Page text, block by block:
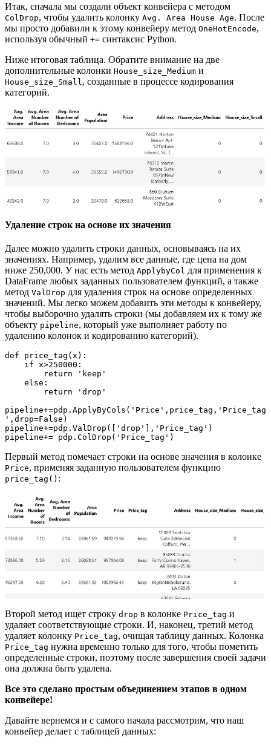
Итак, сначала мы создали объект конвейера с методом
ColDrop, чтобы удалить колонку Avg. Area House Age. После
мы просто добавили к этому конвейеру метод OneHotEncode,
используя обычный += синтаксис Python.
Ниже итоговая таблица. Обратите внимание на две
дополнительные колонки House_size_Medium и
House_size_Small , созданные в процессе кодирования
категорий.
Удаление строк на основе их значения
Далее можно удалить строки данных, основываясь на их
значениях. Например, удалим все данные, где цена на дом
ниже 250,000. У нас есть метод ApplybyCol для применения к
DataFrame любых заданных пользователем функций, а также
метод ValDrop для удаления строк на основе определенных
значений. Мы легко можем добавить эти методы к конвейеру,
чтобы выборочно удалять строки (мы добавляем их к тому же
объекту pipeline, который уже выполняет работу по
удалению колонок и кодированию категорий).
def price_tag(x):
pipeline+=pdp.ApplyByCols('Price',price_tag,'Price_tag
',drop=False)
pipeline+=pdp.ValDrop(['drop'],'Price_tag')
pipeline+= pdp.ColDrop('Price_tag')
Первый метод помечает строки на основе значения в колонке
Price, применяя заданную пользователем функцию
price_tag() :
Второй метод ищет строку drop в колонке Price_tag и
удаляет соответствующие строки. И, наконец, третий метод
удаляет колонку Price_tag, очищая таблицу данных. Колонка
Price_tag нужна временно только для того, чтобы пометить
определенные строки, поэтому после завершения своей задачи
она должна быть удалена.
Все это сделано простым объединением этапов в одном
конвейере!
Давайте вернемся и с самого начала рассмотрим, что наш
конвейер делает с таблицей данных: